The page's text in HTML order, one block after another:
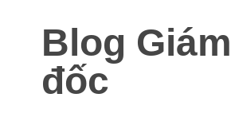
Blog Giám
đốc